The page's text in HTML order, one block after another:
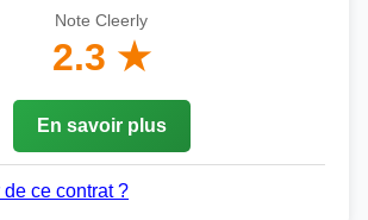
Note Cleerly
2.3 ★
En savoir plus
ce contrat ?